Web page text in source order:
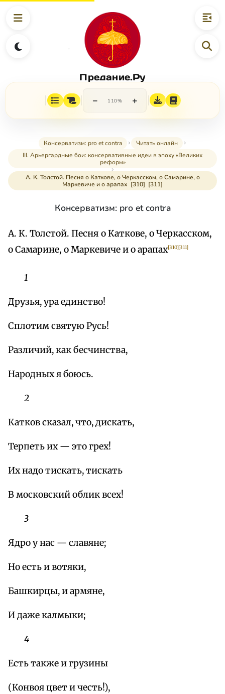
Предание.Ру
− 110% +
Консерватизм: pro et contra
Читать онлайн
III. Арьергардные бои: консервативные идеи в эпоху «Великих
реформ»
А. К. Толстой. Песня о Каткове, о Черкасском, о Самарине, о
Маркевиче и о арапах [310] [311]
Консерватизм: pro et contra
А. К. Толстой. Песня о Каткове, о Черкасском,
о Самарине, о Маркевиче и о арапах[310][311]
1
Друзья, ура единство!
Сплотим святую Русь!
Различий, как бесчинства,
Народных я боюсь.
2
Катков сказал, что, дискать,
Терпеть их — это грех!
Их надо тискать, тискать
В московский облик всех!
3
Ядро у нас — славяне;
Но есть и вотяки,
Башкирцы, и армяне,
И даже калмыки;
4
Есть также и грузины
(Конвоя цвет и честь!),